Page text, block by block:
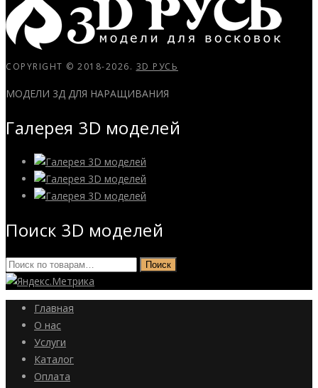
COPYRIGHT © 2018-2026. 3D РУСЬ
МОДЕЛИ 3Д ДЛЯ НАРАЩИВАНИЯ
Галерея 3D моделей
Поиск 3D моделей
Искать: Поиск
Главная
О нас
Услуги
Каталог
Оплата